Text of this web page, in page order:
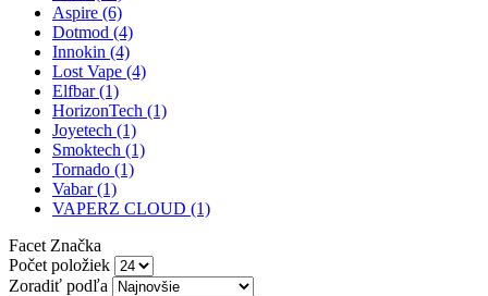
Aspire (6)
Dotmod (4)
Innokin (4)
Lost Vape (4)
Elfbar (1)
HorizonTech (1)
Joyetech (1)
Smoktech (1)
Tornado (1)
Vabar (1)
VAPERZ CLOUD (1)
Facet Značka
Počet položiek
Zoradiť podľa